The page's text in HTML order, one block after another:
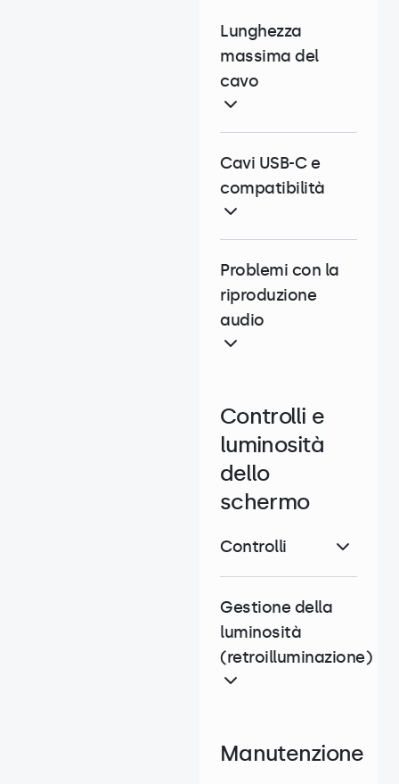
Lunghezza
massima del
cavo
Cavi USB-C e
compatibilità
Problemi con la
riproduzione
audio
Controlli e
luminosità
dello
schermo
Controlli
Gestione della
luminosità
(retroilluminazione)
Manutenzione